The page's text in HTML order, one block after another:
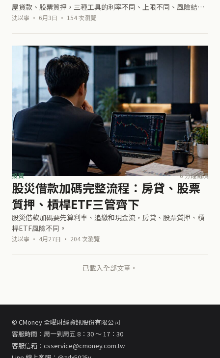
屋貸款、股票質押，三種工具的利率不同、上限不同、風險結構
也完全不同。選錯工具，一樣的策略邏輯會產生完全不一樣的結
沈以寧 · 6月3日 · 154 次瀏覽
投資 6 分鐘閱讀
股災借款加碼完整流程：房貸、股票
質押、槓桿ETF三管齊下
股災借款加碼要先算利率、追繳和現金流，房貸、股票質押、槓
桿ETF風險不同。
沈以寧 · 4月27日 · 204 次瀏覽
已載入全部文章。
© CMoney 全曜財經資訊股份有限公司
客服時間：周一到周五 8：30 ～ 17：30
客服信箱：csservice@cmoney.com.tw